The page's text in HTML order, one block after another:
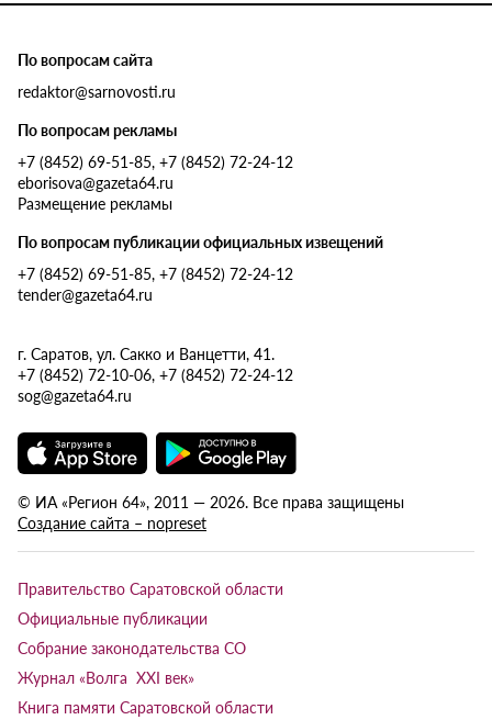
По вопросам сайта
redaktor@sarnovosti.ru
По вопросам рекламы
+7 (8452) 69-51-85, +7 (8452) 72-24-12
eborisova@gazeta64.ru
Размещение рекламы
По вопросам публикации официальных извещений
+7 (8452) 69-51-85, +7 (8452) 72-24-12
tender@gazeta64.ru
г. Саратов, ул. Сакко и Ванцетти, 41.
+7 (8452) 72-10-06, +7 (8452) 72-24-12
sog@gazeta64.ru
© ИА «Регион 64», 2011 — 2026. Все права защищены
Создание сайта – nopreset
Правительство Саратовской области
Официальные публикации
Собрание законодательства СО
Журнал «Волга XXI век»
Книга памяти Саратовской области